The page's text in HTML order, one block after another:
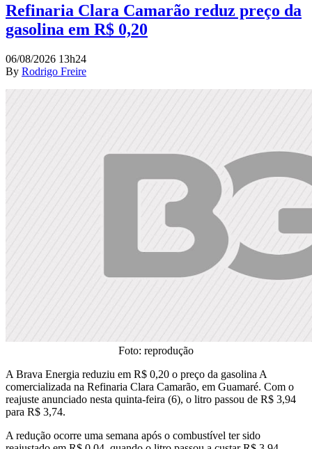
Refinaria Clara Camarão reduz preço da
gasolina em R$ 0,20
06/08/2026 13h24
By Rodrigo Freire
Foto: reprodução
A Brava Energia reduziu em R$ 0,20 o preço da gasolina A
comercializada na Refinaria Clara Camarão, em Guamaré. Com o
reajuste anunciado nesta quinta-feira (6), o litro passou de R$ 3,94
para R$ 3,74.
A redução ocorre uma semana após o combustível ter sido